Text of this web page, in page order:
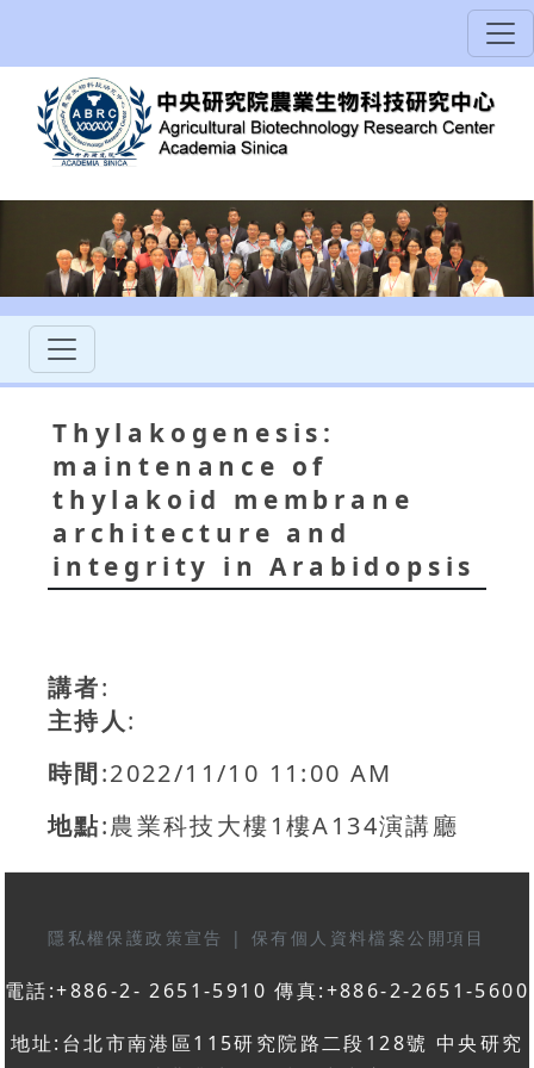
Thylakogenesis:
maintenance of
thylakoid membrane
architecture and
integrity in Arabidopsis
講者:
主持人:
時間:2022/11/10 11:00 AM
地點:農業科技大樓1樓A134演講廳
隱私權保護政策宣告 | 保有個人資料檔案公開項目
電話:+886-2- 2651-5910 傳真:+886-2-2651-5600
地址:台北市南港區115研究院路二段128號 中央研究